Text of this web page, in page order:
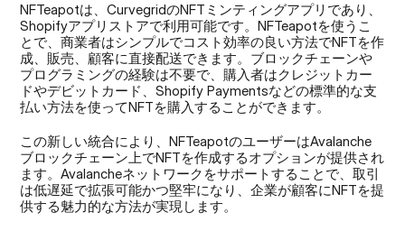
NFTeapotは、CurvegridのNFTミンティングアプリであり、
Shopifyアプリストアで利用可能です。NFTeapotを使うこ
とで、商業者はシンプルでコスト効率の良い方法でNFTを作
成、販売、顧客に直接配送できます。ブロックチェーンや
プログラミングの経験は不要で、購入者はクレジットカー
ドやデビットカード、Shopify Paymentsなどの標準的な支
払い方法を使ってNFTを購入することができます。
この新しい統合により、NFTeapotのユーザーはAvalanche
ブロックチェーン上でNFTを作成するオプションが提供され
ます。Avalancheネットワークをサポートすることで、取引
は低遅延で拡張可能かつ堅牢になり、企業が顧客にNFTを提
供する魅力的な方法が実現します。